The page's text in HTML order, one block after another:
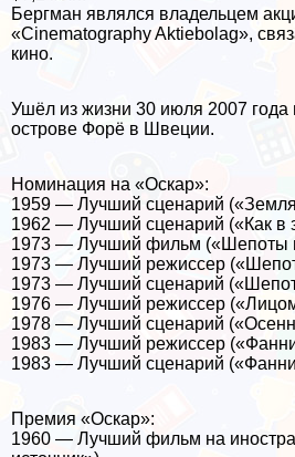
Бергман являлся владельцем
«Cinematography Aktiebolag»,
кино.
Ушёл из жизни 30 июля 2007 года
острове Форё в Швеции.
Номинация на «Оскар»:
1959 — Лучший сценарий
1962 — Лучший сценарий («Как в
1973 — Лучший фильм («Шепоты
1973 — Лучший режиссер
1973 — Лучший сценарий
1976 — Лучший режиссер
1978 — Лучший сценарий
1983 — Лучший режиссер
1983 — Лучший сценарий
Премия «Оскар»:
1960 — Лучший фильм на